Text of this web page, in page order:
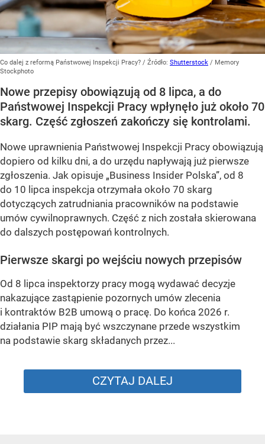
Co dalej z reformą Państwowej Inspekcji Pracy? / Źródło: Shutterstock / Memory
Stockphoto
Nowe przepisy obowiązują od 8 lipca, a do
Państwowej Inspekcji Pracy wpłynęło już około 70
skarg. Część zgłoszeń zakończy się kontrolami.
Nowe uprawnienia Państwowej Inspekcji Pracy obowiązują
dopiero od kilku dni, a do urzędu napływają już pierwsze
zgłoszenia. Jak opisuje „Business Insider Polska”, od 8
do 10 lipca inspekcja otrzymała około 70 skarg
dotyczących zatrudniania pracowników na podstawie
umów cywilnoprawnych. Część z nich została skierowana
do dalszych postępowań kontrolnych.
Pierwsze skargi po wejściu nowych przepisów
Od 8 lipca inspektorzy pracy mogą wydawać decyzje
nakazujące zastąpienie pozornych umów zlecenia
i kontraktów B2B umową o pracę. Do końca 2026 r.
działania PIP mają być wszczynane przede wszystkim
na podstawie skarg składanych przez...
CZYTAJ DALEJ